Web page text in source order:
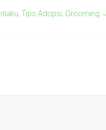
Tips Adopsi, Grooming